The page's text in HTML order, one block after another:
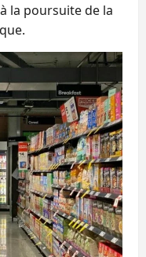
la poursuite de la